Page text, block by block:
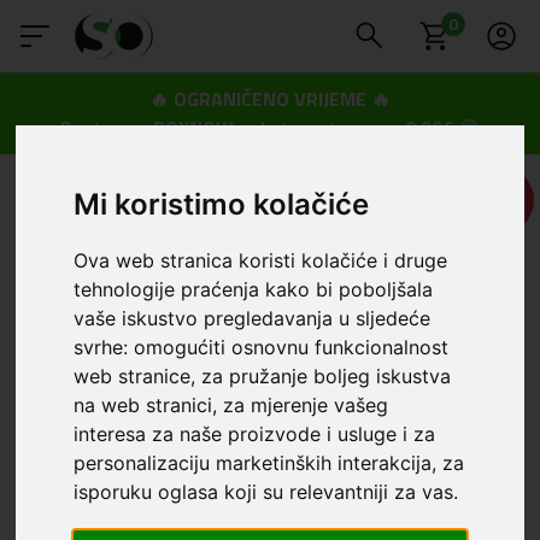
Mi koristimo kolačiće
Ova web stranica koristi kolačiće i druge
tehnologije praćenja kako bi poboljšala
vaše iskustvo pregledavanja u sljedeće
svrhe:omogućiti osnovnu funkcionalnost
web stranice, za pružanje boljeg iskustva
na web stranici, za mjerenje vašeg
interesa za naše proizvode i usluge i za
personalizaciju marketinških interakcija, za
isporuku oglasa koji su relevantniji za vas.
0
🔥 OGRANIČENO VRIJEME 🔥
Dostava u BOXNOW paketomate samo 0,99€😍